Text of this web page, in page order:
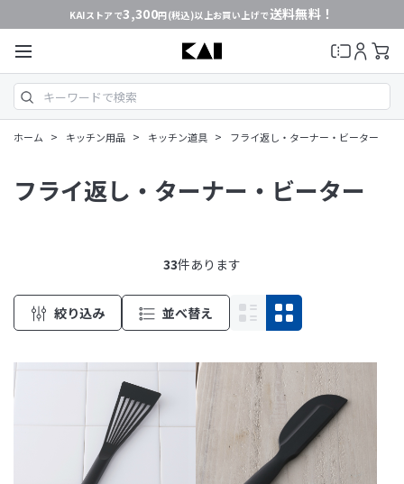
KAIストアで3,300円(税込)以上お買い上げで送料無料！
ホーム > キッチン用品 > キッチン道具 > フライ返し・ターナー・ビーター
フライ返し・ターナー・ビーター
33件あります
絞り込み 並べ替え